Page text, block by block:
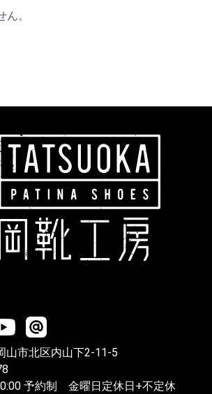
。
山市北区内山下2-11-5
予約制 金曜日定休日+不定休